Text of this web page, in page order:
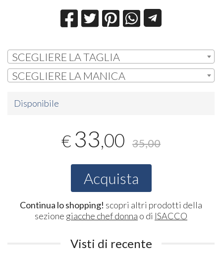
SCEGLIERE LA TAGLIA
SCEGLIERE LA MANICA
Disponibile
€ 33,00 35,00
Acquista
Continua lo shopping! scopri altri prodotti della
sezione giacche chef donna o di ISACCO
Visti di recente